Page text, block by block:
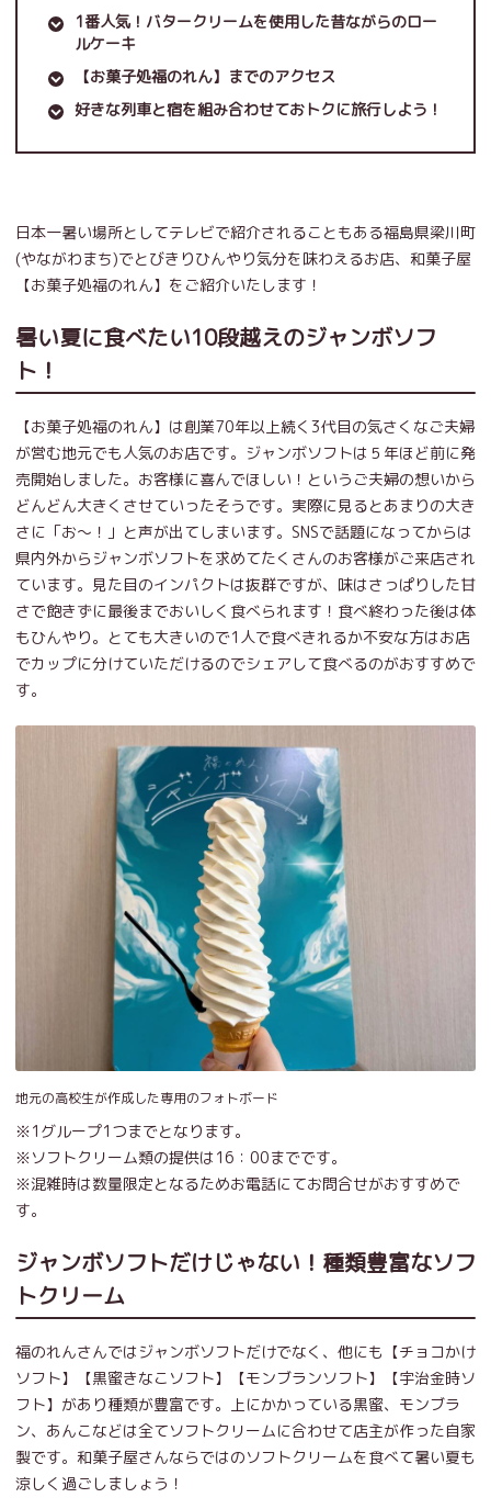
1番人気！バタークリームを使用した昔ながらのロー
ルケーキ
【お菓子処福のれん】までのアクセス
好きな列車と宿を組み合わせておトクに旅行しよう！
日本一暑い場所としてテレビで紹介されることもある福島県梁川町
(やながわまち)でとびきりひんやり気分を味わえるお店、和菓子屋
【お菓子処福のれん】をご紹介いたします！
暑い夏に食べたい10段越えのジャンボソフ
ト！
【お菓子処福のれん】は創業70年以上続く3代目の気さくなご夫婦
が営む地元でも人気のお店です。ジャンボソフトは５年ほど前に発
売開始しました。お客様に喜んでほしい！というご夫婦の想いから
どんどん大きくさせていったそうです。実際に見るとあまりの大き
さに「お～！」と声が出てしまいます。SNSで話題になってからは
県内外からジャンボソフトを求めてたくさんのお客様がご来店され
ています。見た目のインパクトは抜群ですが、味はさっぱりした甘
さで飽きずに最後までおいしく食べられます！食べ終わった後は体
もひんやり。とても大きいので1人で食べきれるか不安な方はお店
でカップに分けていただけるのでシェアして食べるのがおすすめで
す。
地元の高校生が作成した専用のフォトボード
※1グループ1つまでとなります。
※ソフトクリーム類の提供は16：00までです。
※混雑時は数量限定となるためお電話にてお問合せがおすすめで
す。
ジャンボソフトだけじゃない！種類豊富なソフ
トクリーム
福のれんさんではジャンボソフトだけでなく、他にも【チョコかけ
ソフト】【黒蜜きなこソフト】【モンブランソフト】【宇治金時ソ
フト】があり種類が豊富です。上にかかっている黒蜜、モンブラ
ン、あんこなどは全てソフトクリームに合わせて店主が作った自家
製です。和菓子屋さんならではのソフトクリームを食べて暑い夏も
涼しく過ごしましょう！